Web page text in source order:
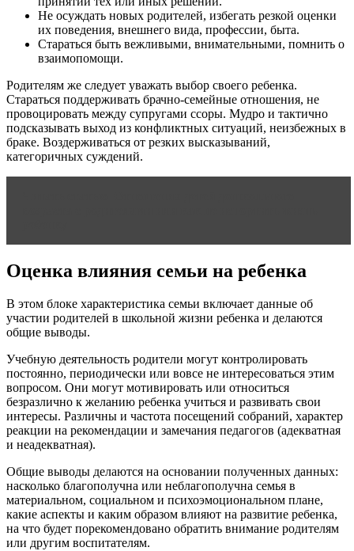
Не осуждать новых родителей, избегать резкой оценки
их поведения, внешнего вида, профессии, быта.
Стараться быть вежливыми, внимательными, помнить о
взаимопомощи.
Родителям же следует уважать выбор своего ребенка.
Стараться поддерживать брачно-семейные отношения, не
провоцировать между супругами ссоры. Мудро и тактично
подсказывать выход из конфликтных ситуаций, неизбежных в
браке. Воздерживаться от резких высказываний,
категоричных суждений.
Оценка влияния семьи на ребенка
В этом блоке характеристика семьи включает данные об
участии родителей в школьной жизни ребенка и делаются
общие выводы.
Учебную деятельность родители могут контролировать
постоянно, периодически или вовсе не интересоваться этим
вопросом. Они могут мотивировать или относиться
безразлично к желанию ребенка учиться и развивать свои
интересы. Различны и частота посещений собраний, характер
реакции на рекомендации и замечания педагогов (адекватная
и неадекватная).
Общие выводы делаются на основании полученных данных:
насколько благополучна или неблагополучна семья в
материальном, социальном и психоэмоциональном плане,
какие аспекты и каким образом влияют на развитие ребенка,
на что будет порекомендовано обратить внимание родителям
или другим воспитателям.